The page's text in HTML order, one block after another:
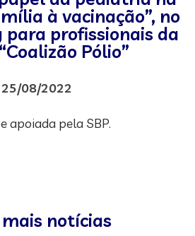
à vacinação”, no
profissionais da
Pólio”
25/08/2022
apoiada pela SBP.
notícias